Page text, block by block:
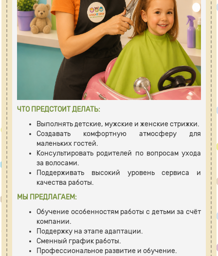
ЧТО ПРЕДСТОИТ ДЕЛАТЬ:
Выполнять детские, мужские и женские стрижки.
Создавать комфортную атмосферу для
маленьких гостей.
Консультировать родителей по вопросам ухода
за волосами.
Поддерживать высокий уровень сервиса и
качества работы.
МЫ ПРЕДЛАГАЕМ:
Обучение особенностям работы с детьми за счёт
компании.
Поддержку на этапе адаптации.
Сменный график работы.
Профессиональное развитие и обучение.